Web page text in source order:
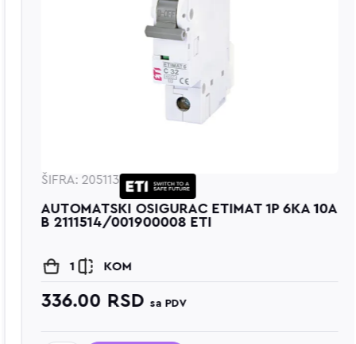
ŠIFRA: 205113
AUTOMATSKI OSIGURAC ETIMAT 1P 6KA 10A
B 2111514/001900008 ETI
1 KOM
336.00RSD sa PDV